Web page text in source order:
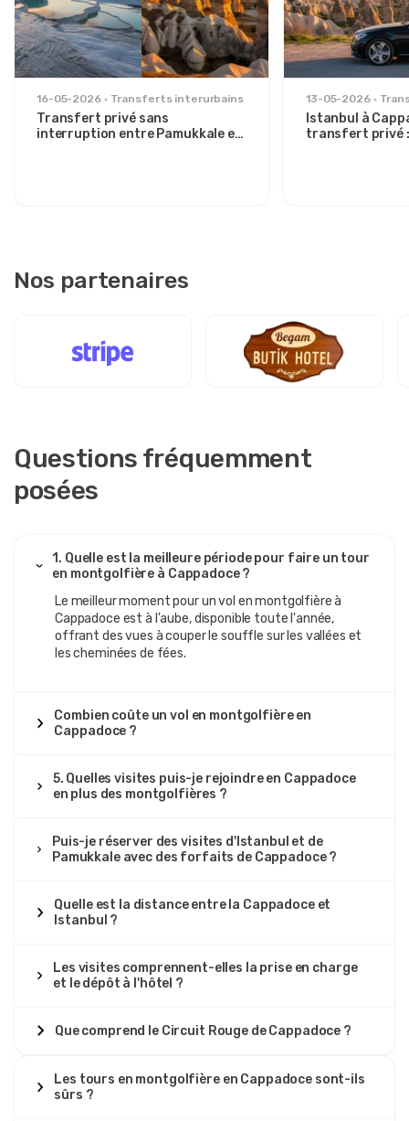
16-05-2026 Transferts interurbains
Transfert privé sans
interruption entre Pamukkale et
13-05-2026
Istanbul à
transfert privé
Nos partenaires
Questions fréquemment
posées
1. Quelle est la meilleure période pour faire un tour
en montgolfière à Cappadoce ?
Le meilleur moment pour un vol en montgolfière à
Cappadoce est à l'aube, disponible toute l'année,
offrant des vues à couper le souffle sur les vallées et
les cheminées de fées.
Combien coûte un vol en montgolfière en
Cappadoce ?
5. Quelles visites puis-je rejoindre en Cappadoce
en plus des montgolfières ?
Puis-je réserver des visites d'Istanbul et de
Pamukkale avec des forfaits de Cappadoce ?
Quelle est la distance entre la Cappadoce et
Istanbul ?
Les visites comprennent-elles la prise en charge
et le dépôt à l'hôtel ?
Que comprend le Circuit Rouge de Cappadoce ?
Les tours en montgolfière en Cappadoce sont-ils
sûrs ?